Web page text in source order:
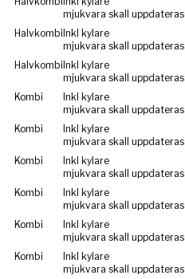
mjukvara skall uppdateras
HalvkombiInkl kylare
mjukvara skall uppdateras
HalvkombiInkl kylare
mjukvara skall uppdateras
Kombi
Inkl kylare
mjukvara skall uppdateras
Kombi
Inkl kylare
mjukvara skall uppdateras
Kombi
Inkl kylare
mjukvara skall uppdateras
Kombi
Inkl kylare
mjukvara skall uppdateras
Kombi
Inkl kylare
mjukvara skall uppdateras
Kombi
Inkl kylare
mjukvara skall uppdateras